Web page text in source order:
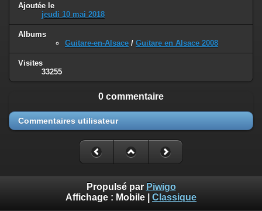
Ajoutée le
jeudi 10 mai 2018
Albums
Guitare-en-Alsace / Guitare en Alsace 2008
Visites
33255
0 commentaire
Commentaires utilisateur
Propulsé par Piwigo
Affichage : Mobile Classique